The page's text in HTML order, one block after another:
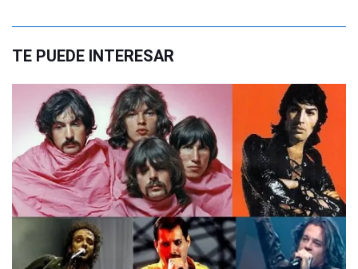
TE PUEDE INTERESAR